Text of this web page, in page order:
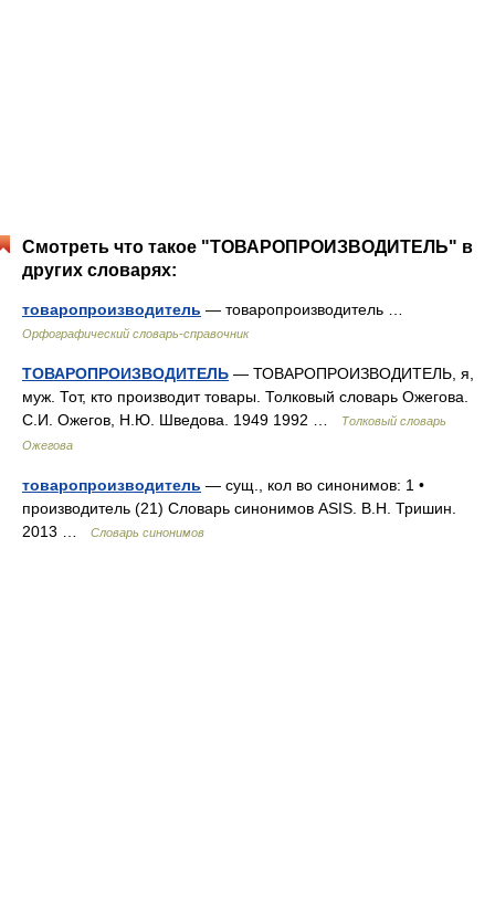
Смотреть что такое "ТОВАРОПРОИЗВОДИТЕЛЬ" в
других словарях:
товаропроизводитель — товаропроизводитель …
Орфографический словарь-справочник
ТОВАРОПРОИЗВОДИТЕЛЬ — ТОВАРОПРОИЗВОДИТЕЛЬ, я,
муж. Тот, кто производит товары. Толковый словарь Ожегова.
С.И. Ожегов, Н.Ю. Шведова. 1949 1992 …
Толковый словарь
Ожегова
товаропроизводитель — сущ., кол во синонимов: 1 •
производитель (21) Словарь синонимов ASIS. В.Н. Тришин.
2013 …
Словарь синонимов